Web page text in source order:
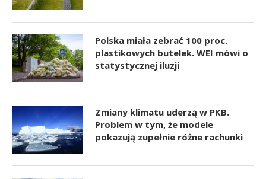
Polska miała zebrać 100 proc.
plastikowych butelek. WEI mówi o
statystycznej iluzji
Zmiany klimatu uderzą w PKB.
Problem w tym, że modele
pokazują zupełnie różne rachunki